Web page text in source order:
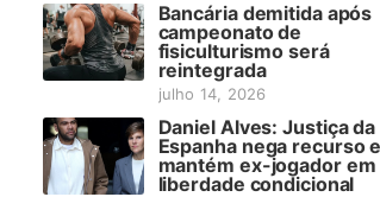
Bancária demitida após
campeonato de
fisiculturismo será
reintegrada
julho 14, 2026
Daniel Alves: Justiça da
Espanha nega recurso e
mantém ex-jogador em
liberdade condicional